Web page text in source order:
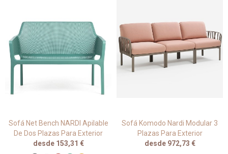
Sofá Net Bench NARDI Apilable
De Dos Plazas Para Exterior
desde 153,31 €
Sofá Komodo Nardi Modular 3
Plazas Para Exterior
desde 972,73 €